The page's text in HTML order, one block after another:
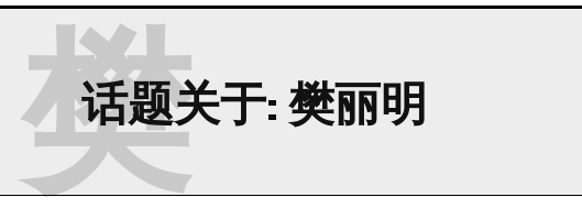
话题关于: 樊丽明
樊